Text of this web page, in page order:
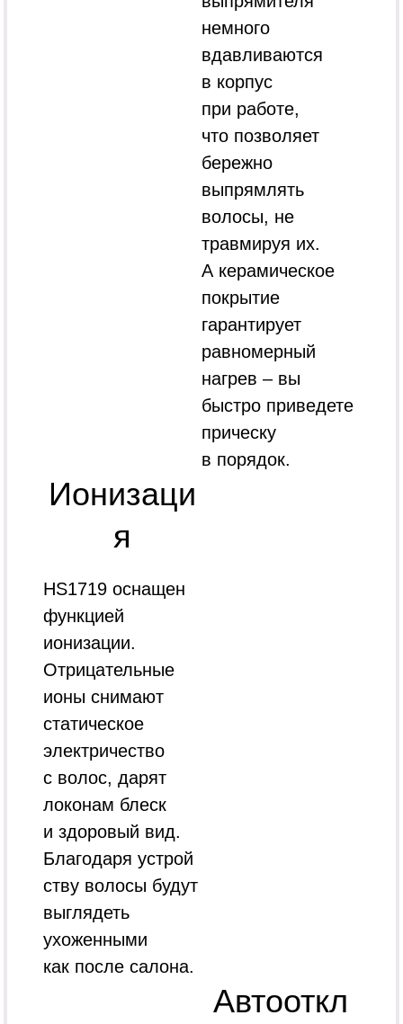
немного
вдавливаются
в корпус
при работе,
что позволяет
бережно
выпрямлять
волосы, не
травмируя их.
А керамическое
покрытие
гарантирует
равномерный
нагрев – вы
быстро приведете
прическу
в порядок.
Ионизаци
я
HS1719 оснащен
функцией
ионизации.
Отрицательные
ионы снимают
статическое
электричество
с волос, дарят
локонам блеск
и здоровый вид.
Благодаря устрой
ству волосы будут
выглядеть
ухоженными
как после салона.
Автооткл